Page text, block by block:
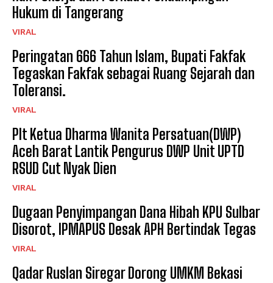
Hukum di Tangerang
VIRAL
Peringatan 666 Tahun Islam, Bupati Fakfak
Tegaskan Fakfak sebagai Ruang Sejarah dan
Toleransi.
VIRAL
Plt Ketua Dharma Wanita Persatuan(DWP)
Aceh Barat Lantik Pengurus DWP Unit UPTD
RSUD Cut Nyak Dien
VIRAL
Dugaan Penyimpangan Dana Hibah KPU Sulbar
Disorot, IPMAPUS Desak APH Bertindak Tegas
VIRAL
Qadar Ruslan Siregar Dorong UMKM Bekasi